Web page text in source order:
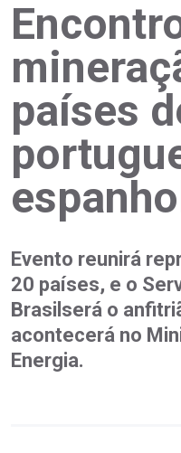
países
Evento reunirá
20 países, e o
Brasilserá o
acontecerá no
Energia.